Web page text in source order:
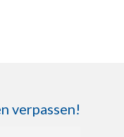
verpassen!